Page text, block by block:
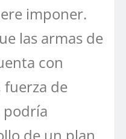
imponer.
las armas de
con
fuerza de
de un plan